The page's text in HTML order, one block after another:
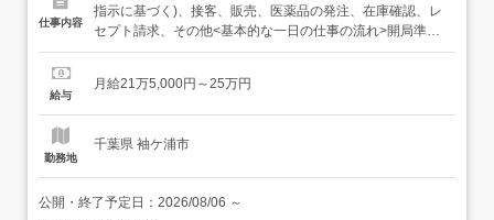
仕事内容
指示に基づく)、接客、販売、医薬品の発注、在庫確認、レ
セプト請求、その他<基本的な一日の仕事の流れ>開局準備
(機器立ち上げ、クリンリネス)→処方せん受付・入力・調
接客、レセプト請求、処方箋再チェック等 「ナショナル
給与
月給21万5,000円～25万円
勤務地
千葉県 袖ケ浦市
公開・終了予定日： 2026/08/06 ～